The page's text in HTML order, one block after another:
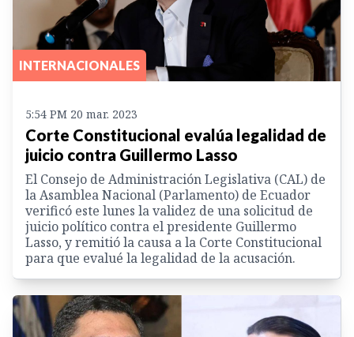
INTERNACIONALES
5:54 PM 20 mar. 2023
Corte Constitucional evalúa legalidad de
juicio contra Guillermo Lasso
El Consejo de Administración Legislativa (CAL) de
la Asamblea Nacional (Parlamento) de Ecuador
verificó este lunes la validez de una solicitud de
juicio político contra el presidente Guillermo
Lasso, y remitió la causa a la Corte Constitucional
para que evalué la legalidad de la acusación.